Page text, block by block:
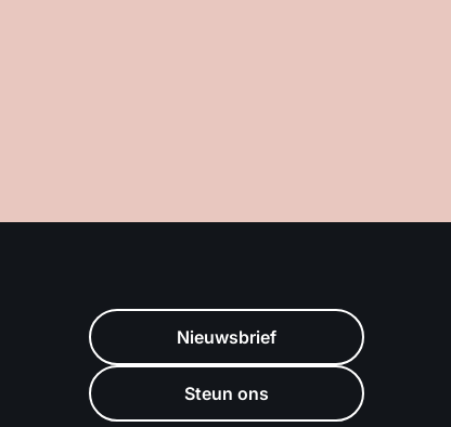
Nieuwsbrief
Steun ons